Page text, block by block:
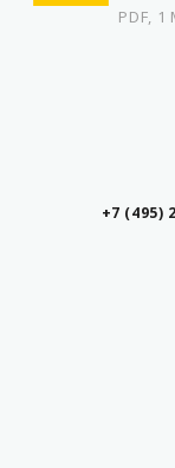
PDF, 1
+7 (495)